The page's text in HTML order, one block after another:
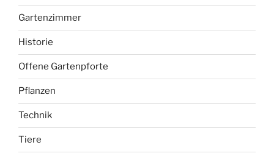
Gartenzimmer
Historie
Offene Gartenpforte
Pflanzen
Technik
Tiere